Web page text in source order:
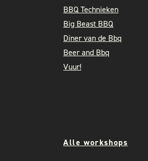
BBQ Technieken
Big Beast BBQ
Diner van de Bbq
Beer and Bbq
Vuur!
Alle workshops